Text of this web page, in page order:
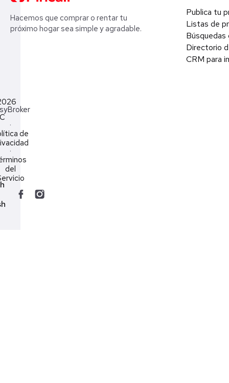
Hacemos que comprar o rentar tu
próximo hogar sea simple y agradable.
Publica tu
Listas de
Búsquedas
Directorio
CRM para
·
de
·
del